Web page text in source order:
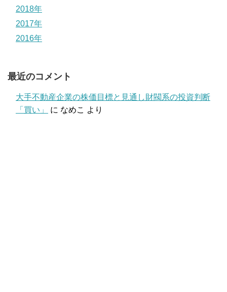
2018年
2017年
2016年
最近のコメント
大手不動産企業の株価目標と見通し財閥系の投資判断
「買い」
に なめこ より